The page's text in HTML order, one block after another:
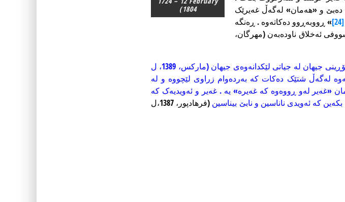
1804)
دەبێ و «هەمان» لەگەڵ غەیرێک
[24]
» ڕووبەڕوو دەکاتەوە . ڕەنگە
ئەخلاق ناودەبەن (مهرگان،
هەر بەو جۆرەی کە مارکس فەلسەفەی ئامادەکرد بۆ گۆڕینی جیهان لە جیاتی لێکدانەوەی جیهان (مارکس، 1389، ل
لەگەڵ شتێک دەکات کە بەردەوام زراوی لێچووە و لە
لەو ڕووەوە کە غەیرە» یە . غەیر و ئەویدیەک کە
کە ئەویدی ناناسین و نابێ بیناسین
(فرهادپور، 1387،ل